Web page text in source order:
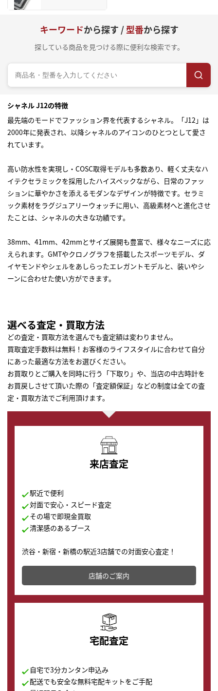
キーワードから探す /型番から探す
探している商品を見つける際に便利な検索です。
シャネル J12の特徴
最先端のモードでファッション界を代表するシャネル。「J12」は
2000年に発表され、以降シャネルのアイコンのひとつとして愛さ
れています。
高い防水性を実現し・COSC取得モデルも多数あり、軽く丈夫なハ
イテクセラミックを採用したハイスペックながら、日常のファッ
ションに華やかさを添えるモダンなデザインが特徴です。セラミ
ック素材をラグジュアリーウォッチに用い、高級素材へと進化させ
たことは、シャネルの大きな功績です。
38mm、41mm、42mmとサイズ展開も豊富で、様々なニーズに応
えられます。GMTやクロノグラフを搭載したスポーツモデル、ダ
イヤモンドやシェルをあしらったエレガントモデルと、装いやシ
ーンに合わせた使い方ができます。
選べる査定・買取方法
どの査定・買取方法を選んでも査定額は変わりません。
買取査定手数料は無料！お客様のライフスタイルに合わせて自分
にあった最適な方法をお選びください。
お買取りとご購入を同時に行う「下取り」や、当店の中古時計を
お買戻しさせて頂いた際の「査定額保証」などの制度は全ての査
定・買取方法でご利用頂けます。
来店査定
駅近で便利
対面で安心・スピード査定
その場で即現金買取
清潔感のあるブース
渋谷・新宿・新橋の駅近3店舗での対面安心査定！
その場で現金買取致します。渋谷本店では、時計販売の
店舗を併設しており、下取りに出してお得に新しい時計
の購入もできます♪
店舗のご案内
宅配査定
自宅で3分カンタン申込み
配送でも安全な無料宅配キットをご手配